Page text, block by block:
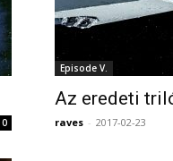
0
Episode V.
Az eredeti
raves - 2017-02-23